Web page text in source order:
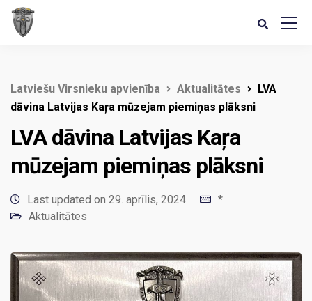
Latviešu Virsnieku apvienība Aktualitātes
LVA
dāvina Latvijas Kaŗa mūzejam piemiņas plāksni
LVA dāvina Latvijas Kaŗa
mūzejam piemiņas plāksni
Last updated on 29. aprīlis, 2024
*
Aktualitātes